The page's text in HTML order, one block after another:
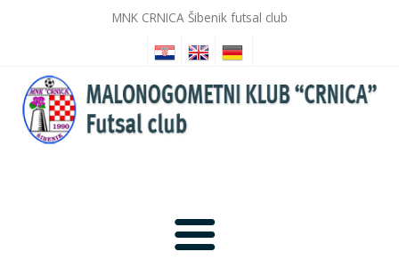
MNK CRNICA Šibenik futsal club